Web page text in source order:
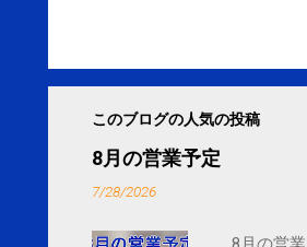
このブログの人気の投稿
8月の営業予定
7/28/2026